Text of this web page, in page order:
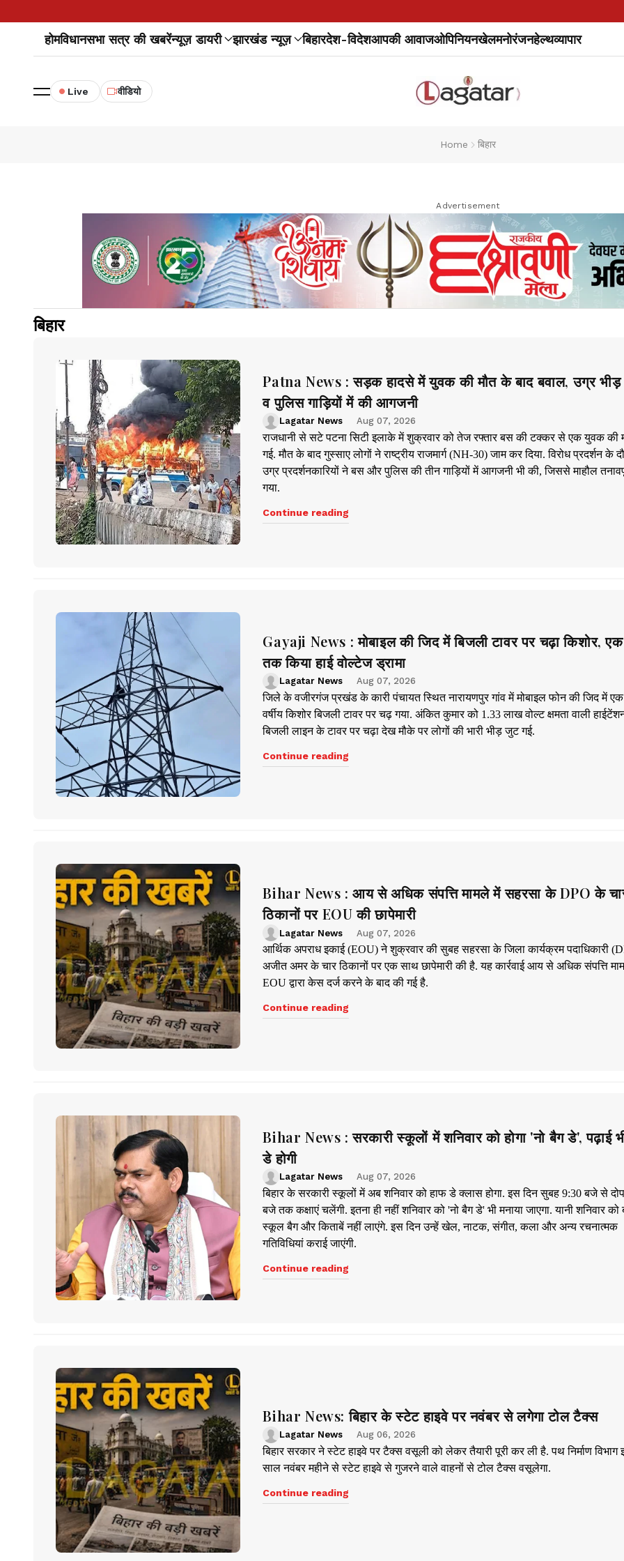
होमविधानसभा सत्र की खबरेंन्यूज़ डायरी झारखंड न्यूज़ बिहारदेश-विदेशआपकी आवाजओपिनियनखेलमनोरंजनहेल्थव्यापार
Live वीडियो
Home बिहार
Advertisement
बिहार
Patna News : सड़क हादसे में युवक की मौत के बाद बवाल, उग्र
व पुलिस गाड़ियों में की आगजनी
Lagatar News Aug 07, 2026
राजधानी से सटे पटना सिटी इलाके में शुक्रवार को तेज रफ्तार बस की टक्कर से एक युवक की
गई. मौत के बाद गुस्साए लोगों ने राष्ट्रीय राजमार्ग (NH-30) जाम कर दिया. विरोध प्रदर्शन के
उग्र प्रदर्शनकारियों ने बस और पुलिस की तीन गाड़ियों में आगजनी भी की, जिससे माहौल
गया.
Continue reading
Gayaji News : मोबाइल की जिद में बिजली टावर पर चढ़ा किशोर,
तक किया हाई वोल्टेज ड्रामा
Lagatar News Aug 07, 2026
जिले के वजीरगंज प्रखंड के कारी पंचायत स्थित नारायणपुर गांव में मोबाइल फोन की जिद में
वर्षीय किशोर बिजली टावर पर चढ़ गया. अंकित कुमार को 1.33 लाख वोल्ट क्षमता वाली
बिजली लाइन के टावर पर चढ़ा देख मौके पर लोगों की भारी भीड़ जुट गई.
Continue reading
Bihar News : आय से अधिक संपत्ति मामले में सहरसा के DPO के
ठिकानों पर EOU की छापेमारी
Lagatar News Aug 07, 2026
आर्थिक अपराध इकाई (EOU) ने शुक्रवार की सुबह सहरसा के जिला कार्यक्रम पदाधिकारी
अजीत अमर के चार ठिकानों पर एक साथ छापेमारी की है. यह कार्रवाई आय से अधिक संपत्ति
EOU द्वारा केस दर्ज करने के बाद की गई है.
Continue reading
Bihar News : सरकारी स्कूलों में शनिवार को होगा 'नो बैग डे', पढ़ाई
डे होगी
Lagatar News Aug 07, 2026
बिहार के सरकारी स्कूलों में अब शनिवार को हाफ डे क्लास होगा. इस दिन सुबह 9:30 बजे से
बजे तक कक्षाएं चलेंगी. इतना ही नहीं शनिवार को 'नो बैग डे' भी मनाया जाएगा. यानी शनिवार को
स्कूल बैग और किताबें नहीं लाएंगे. इस दिन उन्हें खेल, नाटक, संगीत, कला और अन्य रचनात्मक
गतिविधियां कराई जाएंगी.
Continue reading
Bihar News: बिहार के स्टेट हाइवे पर नवंबर से लगेगा टोल टैक्स
Lagatar News Aug 06, 2026
बिहार सरकार ने स्टेट हाइवे पर टैक्स वसूली को लेकर तैयारी पूरी कर ली है. पथ निर्माण विभाग
साल नवंबर महीने से स्टेट हाइवे से गुजरने वाले वाहनों से टोल टैक्स वसूलेगा.
Continue reading